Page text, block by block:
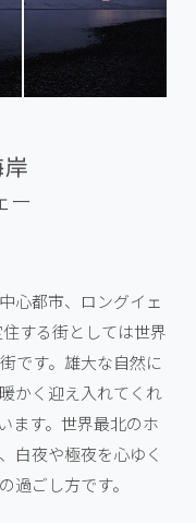
ー
心都市、ロングイェ
する街としては世界
です。雄大な自然に
かく迎え入れてくれ
ます。世界最北のホ
白夜や極夜を心ゆく
過ごし方です。